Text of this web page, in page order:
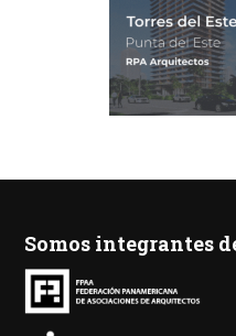
Somos integrantes